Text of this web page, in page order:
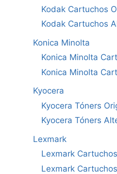
Kodak Cartuchos
Kodak Cartuchos
Konica Minolta
Konica Minolta
Konica Minolta
Kyocera
Kyocera Tóners
Kyocera Tóners
Lexmark
Lexmark
Lexmark